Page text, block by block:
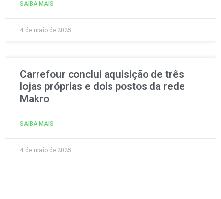
SAIBA MAIS
4 de maio de 2025
Carrefour conclui aquisição de três
lojas próprias e dois postos da rede
Makro
SAIBA MAIS
4 de maio de 2025